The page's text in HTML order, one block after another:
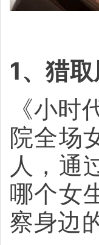
1、猎
《小
院全场
人，通
哪个女
察身边